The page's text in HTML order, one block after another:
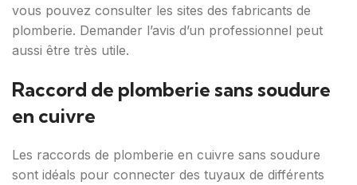
vous pouvez consulter les sites des fabricants de
plomberie. Demander l’avis d’un professionnel peut
aussi être très utile.
Raccord de plomberie sans soudure
en cuivre
Les raccords de plomberie en cuivre sans soudure
sont idéals pour connecter des tuyaux de différents